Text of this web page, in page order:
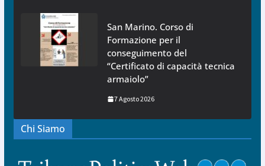
San Marino. Corso di
Formazione per il
conseguimento del
“Certificato di capacità tecnica
armaiolo”
7 Agosto 2026
Chi Siamo